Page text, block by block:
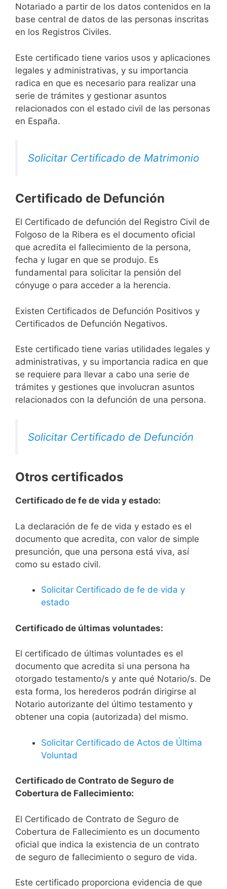
Notariado a partir de los datos contenidos en la
base central de datos de las personas inscritas
en los Registros Civiles.
Este certificado tiene varios usos y aplicaciones
legales y administrativas, y su importancia
radica en que es necesario para realizar una
serie de trámites y gestionar asuntos
relacionados con el estado civil de las personas
en España.
Solicitar Certificado de Matrimonio
Certificado de Defunción
El Certificado de defunción del Registro Civil de
Folgoso de la Ribera es el documento oficial
que acredita el fallecimiento de la persona,
fecha y lugar en que se produjo. Es
fundamental para solicitar la pensión del
cónyuge o para acceder a la herencia.
Existen Certificados de Defunción Positivos y
Certificados de Defunción Negativos.
Este certificado tiene varias utilidades legales y
administrativas, y su importancia radica en que
se requiere para llevar a cabo una serie de
trámites y gestiones que involucran asuntos
relacionados con la defunción de una persona.
Solicitar Certificado de Defunción
Otros certificados
Certificado de fe de vida y estado:
La declaración de fe de vida y estado es el
documento que acredita, con valor de simple
presunción, que una persona está viva, así
como su estado civil.
Solicitar Certificado de fe de vida y
estado
Certificado de últimas voluntades:
El certificado de últimas voluntades es el
documento que acredita si una persona ha
otorgado testamento/s y ante qué Notario/s. De
esta forma, los herederos podrán dirigirse al
Notario autorizante del último testamento y
obtener una copia (autorizada) del mismo.
Solicitar Certificado de Actos de Última
Voluntad
Certificado de Contrato de Seguro de
Cobertura de Fallecimiento:
El Certificado de Contrato de Seguro de
Cobertura de Fallecimiento es un documento
oficial que indica la existencia de un contrato
de seguro de fallecimiento o seguro de vida.
Este certificado proporciona evidencia de que